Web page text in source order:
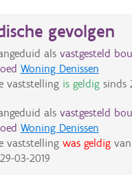
gevolgen
als vastgesteld
Woning Denissen
vaststelling is geldigsinds
als vastgesteld
Woning Denissen
vaststelling was geldigvan
29-03-2019